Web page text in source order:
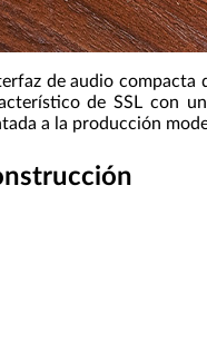
de audio
de SSL con
a la producción